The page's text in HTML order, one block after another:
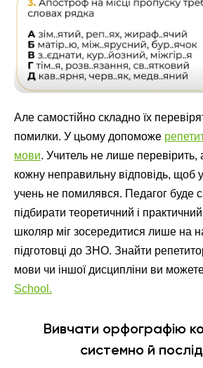
Але самостійно складно їх
помилки. У цьому допоможе
мови. Учитель не лише перевірить,
кожну неправильну відповідь, щоб
учень не помилявся. Педагог буде
підбирати теоретичний і
школяр міг зосередитися лише на
підготовці до ЗНО. Знайти
мови чи іншої дисципліни ви
School.
Вивчати орфографію
системно й